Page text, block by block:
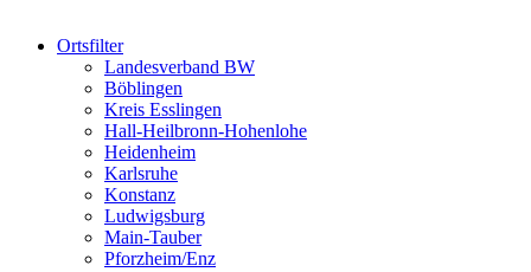
Ortsfilter
Landesverband BW
Böblingen
Kreis Esslingen
Hall-Heilbronn-Hohenlohe
Heidenheim
Karlsruhe
Konstanz
Ludwigsburg
Main-Tauber
Pforzheim/Enz